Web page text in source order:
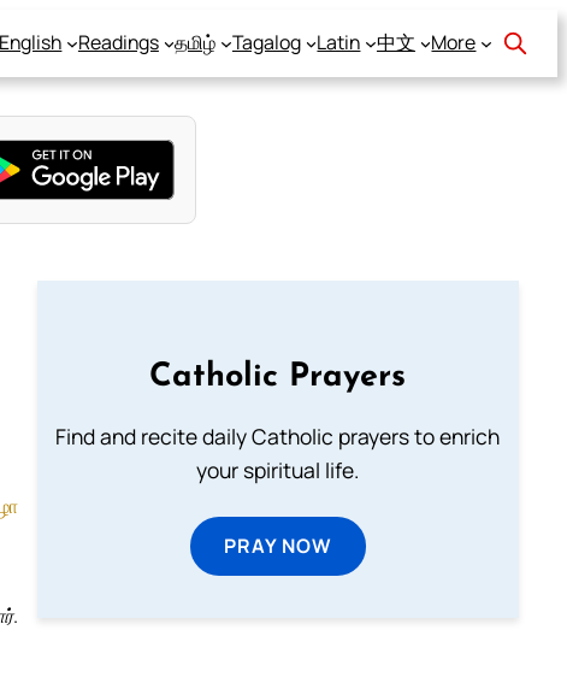
English Readings தமிழ் Tagalog Latin 中文 More
Catholic Prayers
Find and recite daily Catholic prayers to enrich
your spiritual life.
PRAY NOW